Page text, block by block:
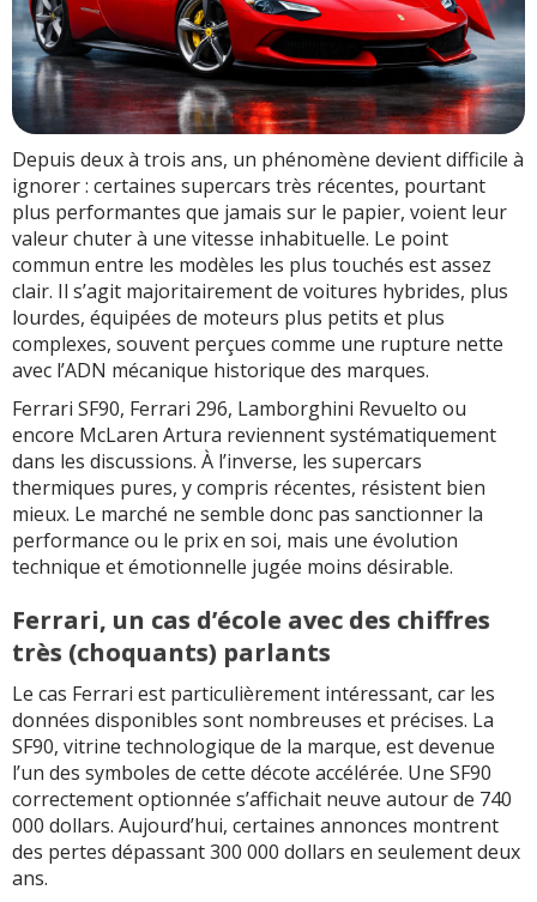
Depuis deux à trois ans, un phénomène devient difficile à
ignorer : certaines supercars très récentes, pourtant
plus performantes que jamais sur le papier, voient leur
valeur chuter à une vitesse inhabituelle. Le point
commun entre les modèles les plus touchés est assez
clair. Il s’agit majoritairement de voitures hybrides, plus
lourdes, équipées de moteurs plus petits et plus
complexes, souvent perçues comme une rupture nette
avec l’ADN mécanique historique des marques.
Ferrari SF90, Ferrari 296, Lamborghini Revuelto ou
encore McLaren Artura reviennent systématiquement
dans les discussions. À l’inverse, les supercars
thermiques pures, y compris récentes, résistent bien
mieux. Le marché ne semble donc pas sanctionner la
performance ou le prix en soi, mais une évolution
technique et émotionnelle jugée moins désirable.
Ferrari, un cas d’école avec des chiffres
très (choquants) parlants
Le cas Ferrari est particulièrement intéressant, car les
données disponibles sont nombreuses et précises. La
SF90, vitrine technologique de la marque, est devenue
l’un des symboles de cette décote accélérée. Une SF90
correctement optionnée s’affichait neuve autour de 740
000 dollars. Aujourd’hui, certaines annonces montrent
des pertes dépassant 300 000 dollars en seulement deux
ans.